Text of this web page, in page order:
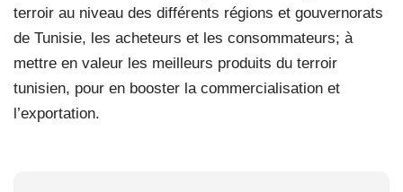
terroir au niveau des différents régions et gouvernorats
de Tunisie, les acheteurs et les consommateurs; à
mettre en valeur les meilleurs produits du terroir
tunisien, pour en booster la commercialisation et
l’exportation.